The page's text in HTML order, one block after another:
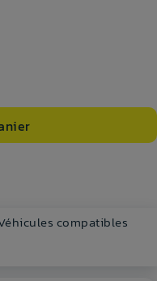
compatibles